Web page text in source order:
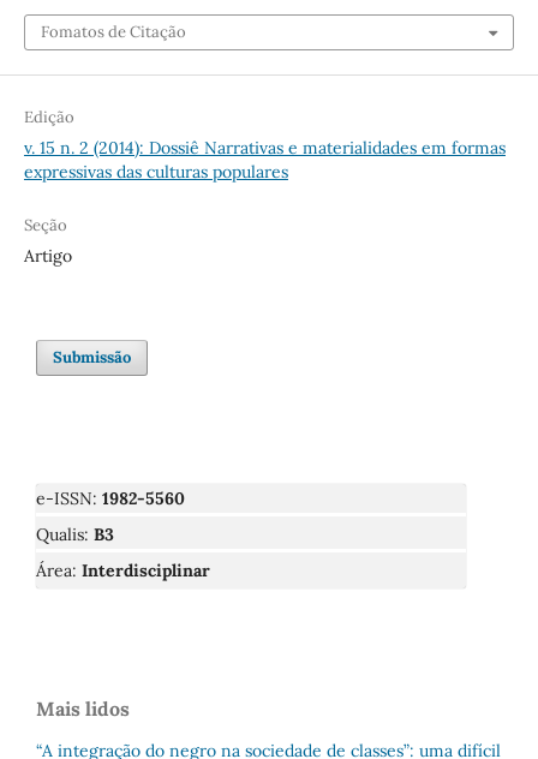
Fomatos de Citação
Edição
v. 15 n. 2 (2014): Dossiê Narrativas e materialidades em formas
expressivas das culturas populares
Seção
Artigo
Submissão
e-ISSN: 1982-5560
Qualis: B3
Área: Interdisciplinar
Mais lidos
“A integração do negro na sociedade de classes”: uma difícil